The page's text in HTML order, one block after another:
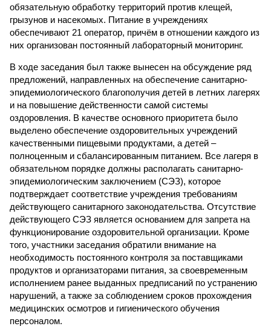
обязательную обработку территорий против клещей,
грызунов и насекомых. Питание в учреждениях
обеспечивают 21 оператор, причём в отношении каждого из
них организован постоянный лабораторный мониторинг.
В ходе заседания был также вынесен на обсуждение ряд
предложений, направленных на обеспечение санитарно-
эпидемиологического благополучия детей в летних лагерях
и на повышение действенности самой системы
оздоровления. В качестве основного приоритета было
выделено обеспечение оздоровительных учреждений
качественными пищевыми продуктами, а детей –
полноценным и сбалансированным питанием. Все лагеря в
обязательном порядке должны располагать санитарно-
эпидемиологическим заключением (СЭЗ), которое
подтверждает соответствие учреждения требованиям
действующего санитарного законодательства. Отсутствие
действующего СЭЗ является основанием для запрета на
функционирование оздоровительной организации. Кроме
того, участники заседания обратили внимание на
необходимость постоянного контроля за поставщиками
продуктов и организаторами питания, за своевременным
исполнением ранее выданных предписаний по устранению
нарушений, а также за соблюдением сроков прохождения
медицинских осмотров и гигиенического обучения
персоналом.